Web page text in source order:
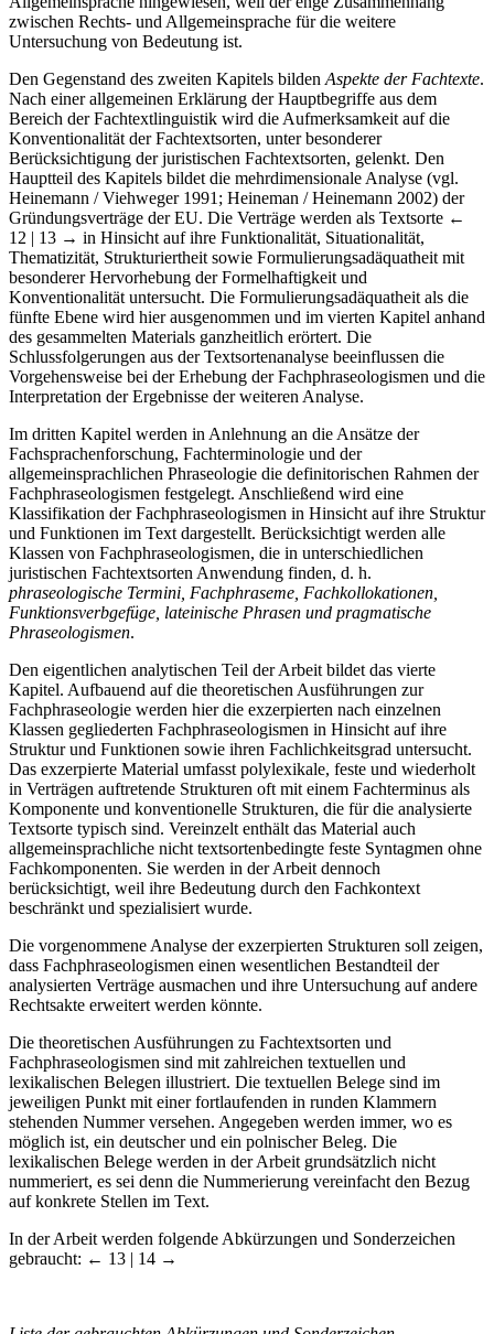
Allgemeinsprache hingewiesen, weil der enge Zusammenhang
zwischen Rechts- und Allgemeinsprache für die weitere
Den Gegenstand des zweiten Kapitels bildenAspekte der Fachtexte
Nach einer allgemeinen Erklärung der Hauptbegriffe aus dem
Bereich der Fachtextlinguistik wird die Aufmerksamkeit auf die
Konventionalität der Fachtextsorten, unter besonderer
Berücksichtigung der juristischen Fachtextsorten, gelenkt. Den
Hauptteil des Kapitels bildet die mehrdimensionale Analyse (vgl.
Heinemann / Viehweger 1991; Heineman / Heinemann 2002) der
Gründungsverträge der EU. Die Verträge werden als Textsorte
12 | 13 →in Hinsicht auf ihre Funktionalität, Situationalität,
Thematizität, Strukturiertheit sowie Formulierungsadäquatheit mit
besonderer Hervorhebung der Formelhaftigkeit und
Konventionalität untersucht. Die Formulierungsadäquatheit als die
fünfte Ebene wird hier ausgenommen und im vierten Kapitel anhand
des gesammelten Materials ganzheitlich erörtert. Die
Schlussfolgerungen aus der Textsortenanalyse beeinflussen die
Vorgehensweise bei der Erhebung der Fachphraseologismen und die
Im dritten Kapitel werden in Anlehnung an die Ansätze der
Fachsprachenforschung, Fachterminologie und der
allgemeinsprachlichen Phraseologie die definitorischen Rahmen der
Fachphraseologismen festgelegt. Anschließend wird eine
Klassifikation der Fachphraseologismen in Hinsicht auf ihre Struktur
und Funktionen im Text dargestellt. Berücksichtigt werden alle
Klassen von Fachphraseologismen, die in unterschiedlichen
juristischen Fachtextsorten Anwendung finden, d. h.
phraseologische Termini, Fachphraseme, Fachkollokationen,
Funktionsverbgefüge, lateinische Phrasen und pragmatische
Den eigentlichen analytischen Teil der Arbeit bildet das vierte
Kapitel. Aufbauend auf die theoretischen Ausführungen zur
Fachphraseologie werden hier die exzerpierten nach einzelnen
Klassen gegliederten Fachphraseologismen in Hinsicht auf ihre
Struktur und Funktionen sowie ihren Fachlichkeitsgrad untersucht.
Das exzerpierte Material umfasst polylexikale, feste und wiederholt
in Verträgen auftretende Strukturen oft mit einem Fachterminus als
Komponente und konventionelle Strukturen, die für die analysierte
Textsorte typisch sind. Vereinzelt enthält das Material auch
allgemeinsprachliche nicht textsortenbedingte feste Syntagmen ohne
Fachkomponenten. Sie werden in der Arbeit dennoch
berücksichtigt, weil ihre Bedeutung durch den Fachkontext
Die vorgenommene Analyse der exzerpierten Strukturen soll zeigen,
dass Fachphraseologismen einen wesentlichen Bestandteil der
analysierten Verträge ausmachen und ihre Untersuchung auf andere
Die theoretischen Ausführungen zu Fachtextsorten und
Fachphraseologismen sind mit zahlreichen textuellen und
lexikalischen Belegen illustriert. Die textuellen Belege sind im
jeweiligen Punkt mit einer fortlaufenden in runden Klammern
stehenden Nummer versehen. Angegeben werden immer, wo es
möglich ist, ein deutscher und ein polnischer Beleg. Die
lexikalischen Belege werden in der Arbeit grundsätzlich nicht
nummeriert, es sei denn die Nummerierung vereinfacht den Bezug
In der Arbeit werden folgende Abkürzungen und Sonderzeichen